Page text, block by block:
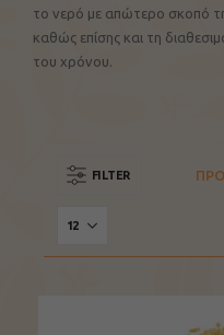
το νερό με απώτερο σκοπό
καθώς επίσης και τη
του χρόνου.
FILTER